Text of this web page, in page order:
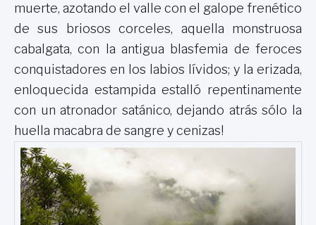
muerte, azotando el valle con el galope frenético
de sus briosos corceles, aquella monstruosa
cabalgata, con la antigua blasfemia de feroces
conquistadores en los labios lívidos; y la erizada,
enloquecida estampida estalló repentinamente
con un atronador satánico, dejando atrás sólo la
huella macabra de sangre y cenizas!